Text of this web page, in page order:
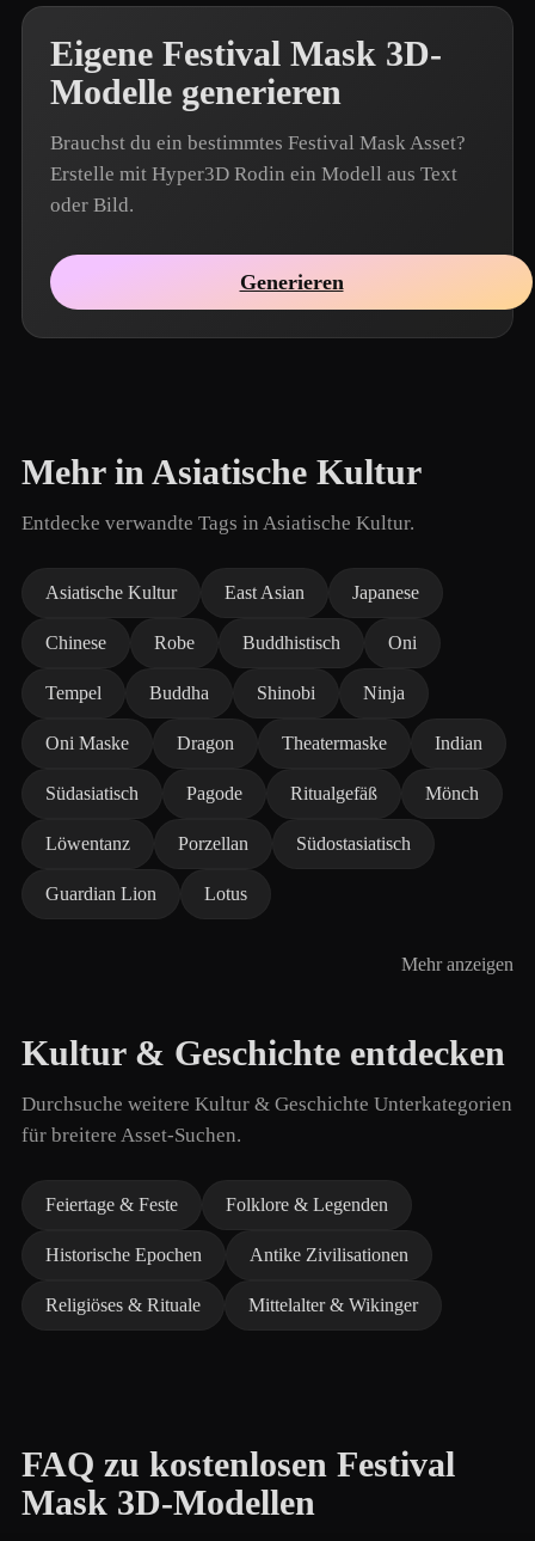
Eigene Festival Mask 3D-
Modelle generieren
Brauchst du ein bestimmtes Festival Mask Asset?
Erstelle mit Hyper3D Rodin ein Modell aus Text
oder Bild.
Generieren
Mehr in Asiatische Kultur
Entdecke verwandte Tags in Asiatische Kultur.
Asiatische Kultur East Asian Japanese
Chinese Robe Buddhistisch Oni
Tempel Buddha Shinobi Ninja
Oni Maske Dragon Theatermaske Indian
Südasiatisch Pagode Ritualgefäß Mönch
Löwentanz Porzellan Südostasiatisch
Guardian Lion Lotus
Mehr anzeigen
Kultur & Geschichte entdecken
Durchsuche weitere Kultur & Geschichte Unterkategorien
für breitere Asset-Suchen.
Feiertage & Feste Folklore & Legenden
Historische Epochen Antike Zivilisationen
Religiöses & Rituale Mittelalter & Wikinger
FAQ zu kostenlosen Festival
Mask 3D-Modellen